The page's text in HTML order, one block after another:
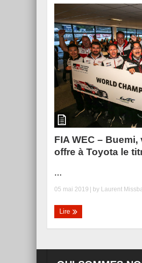
FIA WEC –
offre à Toyota le
...
05 mai 2019 | by Laurent
Lire